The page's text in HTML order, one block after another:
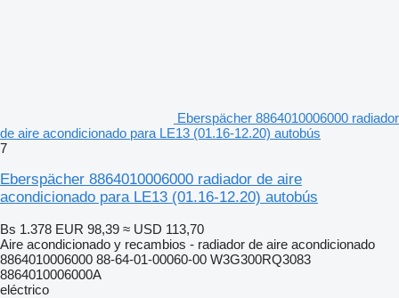
Eberspächer 8864010006000 radiador
de aire acondicionado para LE13 (01.16-12.20) autobús
7
Eberspächer 8864010006000 radiador de aire
acondicionado para LE13 (01.16-12.20) autobús
Bs 1.378 EUR 98,39 ≈ USD 113,70
Aire acondicionado y recambios - radiador de aire acondicionado
8864010006000 88-64-01-00060-00 W3G300RQ3083
8864010006000A
eléctrico